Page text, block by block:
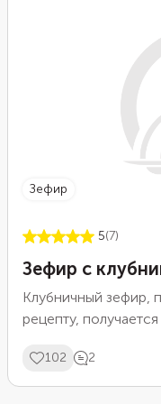
зефир
5(7)
Зефир с
Клубничный зефир,
рецепту,
ингредиентов.
натуральным
102 2